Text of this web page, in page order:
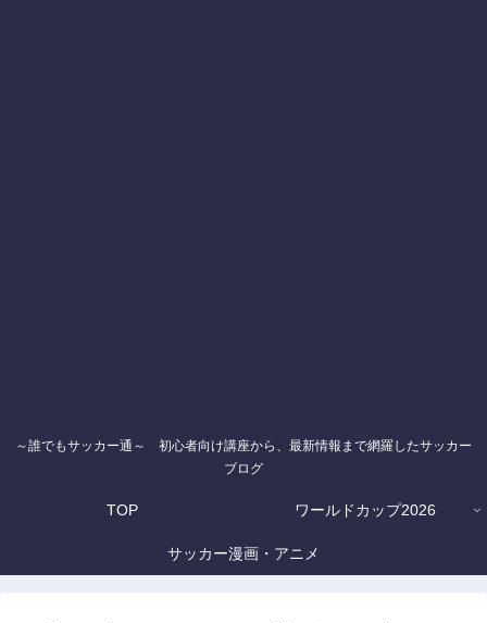
～誰でもサッカー通～ 初心者向け講座から、最新情報まで網羅したサッカー
ブログ
TOP ワールドカップ2026
サッカー漫画・アニメ